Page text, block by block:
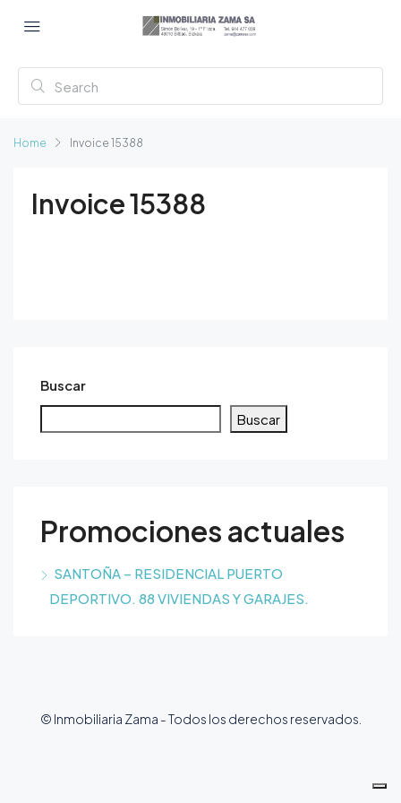
Home Invoice 15388
Invoice 15388
Buscar
Buscar
Promociones actuales
SANTOÑA – RESIDENCIAL PUERTO
DEPORTIVO. 88 VIVIENDAS Y GARAJES.
© Inmobiliaria Zama - Todos los derechos reservados.